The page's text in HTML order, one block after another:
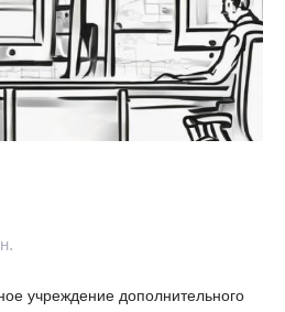
учреждение дополнительного